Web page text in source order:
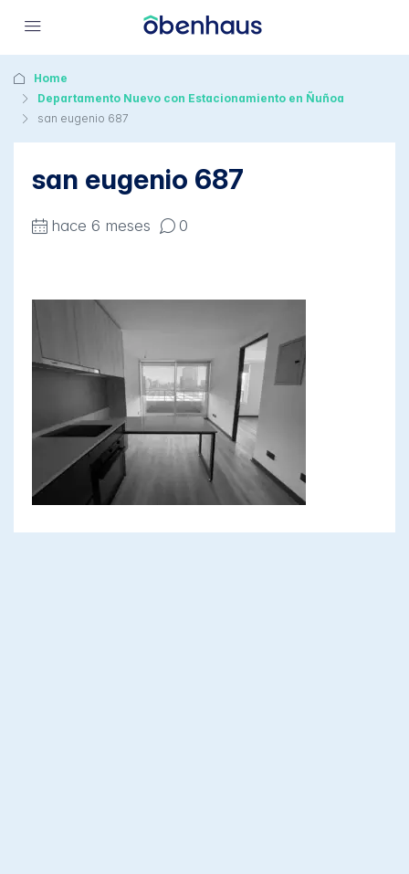
Home
Departamento Nuevo con Estacionamiento en Ñuñoa
san eugenio 687
san eugenio 687
hace 6 meses 0